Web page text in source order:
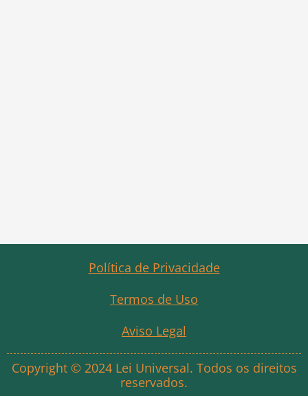
Política de Privacidade
Termos de Uso
Aviso Legal
Copyright © 2024 Lei Universal. Todos os direitos
reservados.